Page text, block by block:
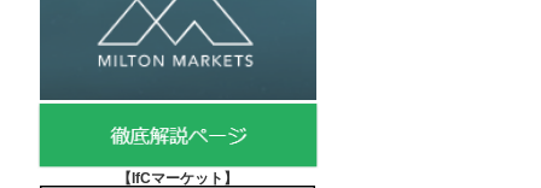
【IfCマーケット 】